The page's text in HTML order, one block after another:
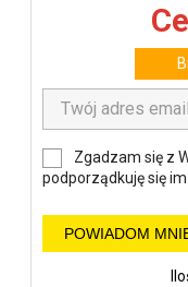
Zgadzam się z
podporządkuję się
POWIADOM